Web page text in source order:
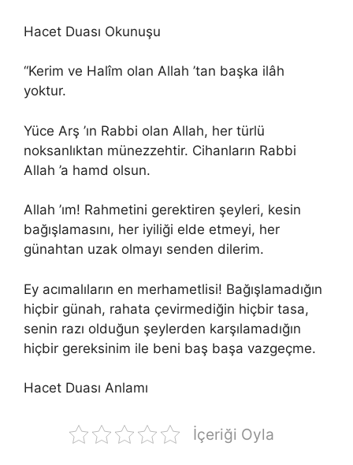
Hacet Duası Okunuşu
“Kerim ve Halîm olan Allah ’tan başka ilâh
yoktur.
Yüce Arş ’ın Rabbi olan Allah, her türlü
noksanlıktan münezzehtir. Cihanların Rabbi
Allah ’a hamd olsun.
Allah ’ım! Rahmetini gerektiren şeyleri, kesin
bağışlamasını, her iyiliği elde etmeyi, her
günahtan uzak olmayı senden dilerim.
Ey acımalıların en merhametlisi! Bağışlamadığın
hiçbir günah, rahata çevirmediğin hiçbir tasa,
senin razı olduğun şeylerden karşılamadığın
hiçbir gereksinim ile beni baş başa vazgeçme.
Hacet Duası Anlamı
İçeriği Oyla